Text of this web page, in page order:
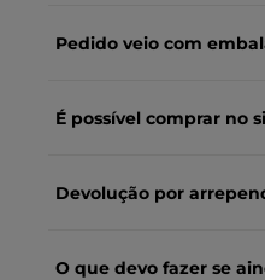
Pedido veio com
É possível comprar no
Devolução por
O que devo fazer se